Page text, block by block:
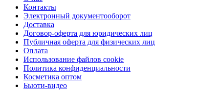
Контакты
Электронный документооборот
Доставка
Договор-оферта для юридических лиц
Публичная оферта для физических лиц
Оплата
Использование файлов cookie
Политика конфиденциальности
Косметика оптом
Бьюти-видео